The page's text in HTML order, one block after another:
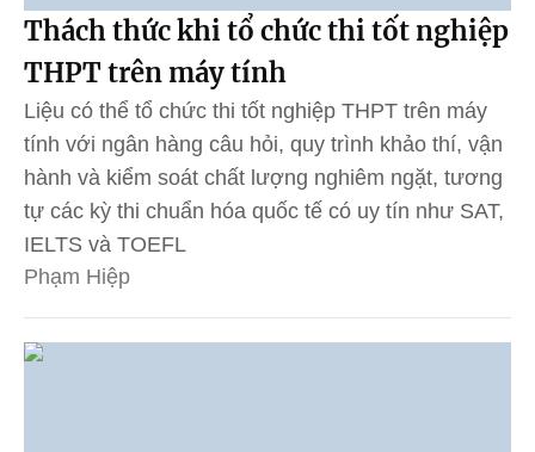
Thách thức khi tổ chức thi tốt nghiệp
THPT trên máy tính
Liệu có thể tổ chức thi tốt nghiệp THPT trên máy
tính với ngân hàng câu hỏi, quy trình khảo thí, vận
hành và kiểm soát chất lượng nghiêm ngặt, tương
tự các kỳ thi chuẩn hóa quốc tế có uy tín như SAT,
IELTS và TOEFL
Phạm Hiệp